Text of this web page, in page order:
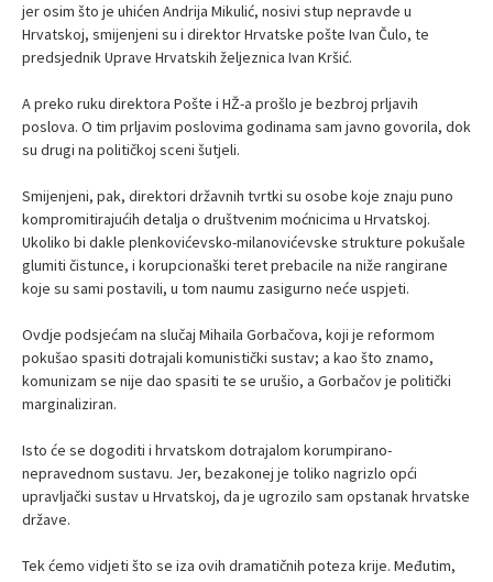
jer osim što je uhićen Andrija Mikulić, nosivi stup nepravde u
Hrvatskoj, smijenjeni su i direktor Hrvatske pošte Ivan Čulo, te
predsjednik Uprave Hrvatskih željeznica Ivan Kršić.
A preko ruku direktora Pošte i HŽ-a prošlo je bezbroj prljavih
poslova. O tim prljavim poslovima godinama sam javno govorila, dok
su drugi na političkoj sceni šutjeli.
Smijenjeni, pak, direktori državnih tvrtki su osobe koje znaju puno
kompromitirajućih detalja o društvenim moćnicima u Hrvatskoj.
Ukoliko bi dakle plenkovićevsko-milanovićevske strukture pokušale
glumiti čistunce, i korupcionaški teret prebacile na niže rangirane
koje su sami postavili, u tom naumu zasigurno neće uspjeti.
Ovdje podsjećam na slučaj Mihaila Gorbačova, koji je reformom
pokušao spasiti dotrajali komunistički sustav; a kao što znamo,
komunizam se nije dao spasiti te se urušio, a Gorbačov je politički
marginaliziran.
Isto će se dogoditi i hrvatskom dotrajalom korumpirano-
nepravednom sustavu. Jer, bezakonej je toliko nagrizlo opći
upravljački sustav u Hrvatskoj, da je ugrozilo sam opstanak hrvatske
države.
Tek ćemo vidjeti što se iza ovih dramatičnih poteza krije. Međutim,